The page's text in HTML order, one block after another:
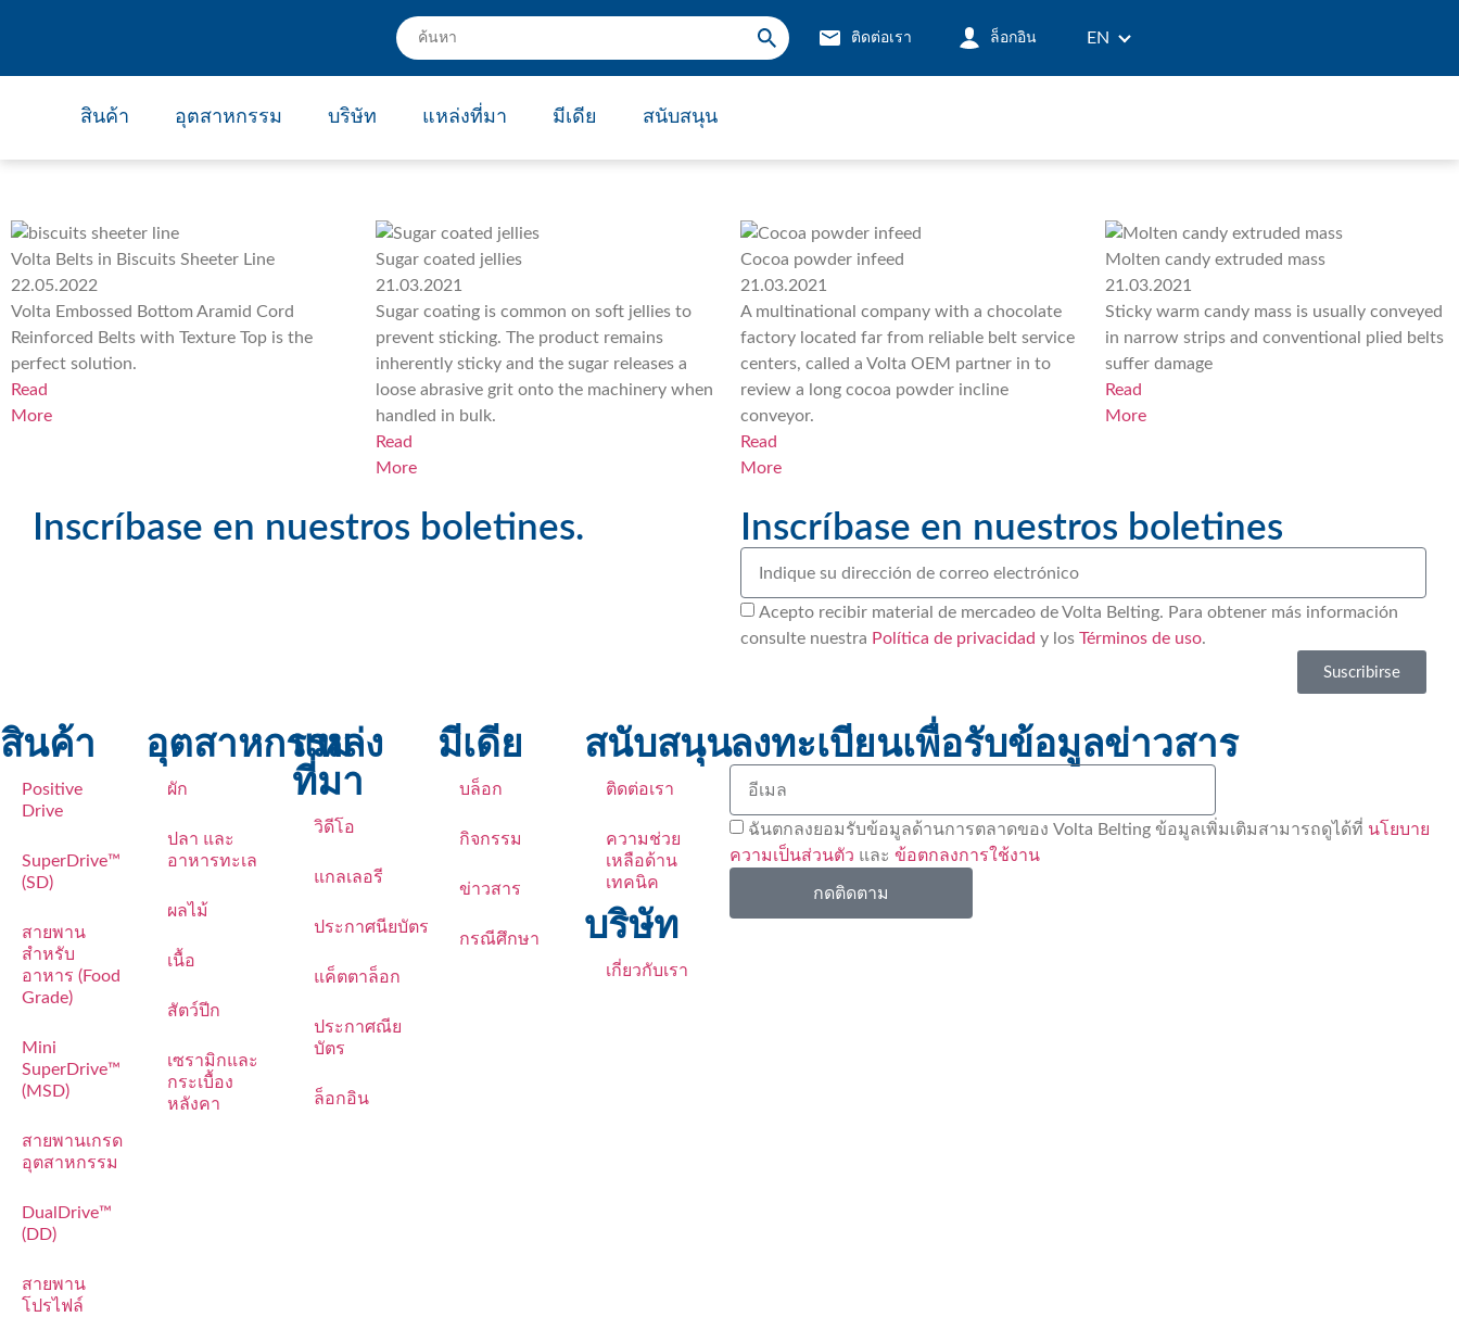
ติดต่อเรา ล็อกอิน EN
สินค้า อุตสาหกรรม บริษัท แหล่งที่มา มีเดีย สนับสนุน
Confectionery News
Volta Belts in Biscuits Sheeter Line
22.05.2022
Volta Embossed Bottom Aramid Cord
Reinforced Belts with Texture Top is the
perfect solution.
Read
More
Sugar coated jellies
21.03.2021
Sugar coating is common on soft jellies to
prevent sticking. The product remains
inherently sticky and the sugar releases a
loose abrasive grit onto the machinery when
handled in bulk.
Read
More
Cocoa powder infeed
21.03.2021
A multinational company with a chocolate
factory located far from reliable belt service
centers, called a Volta OEM partner in to
review a long cocoa powder incline
conveyor.
Read
More
Molten candy extruded mass
21.03.2021
Sticky warm candy mass is usually conveyed
in narrow strips and conventional plied belts
suffer damage
Read
More
Inscríbase en nuestros boletines. Inscríbase en nuestros boletines
Acepto recibir material de mercadeo de Volta Belting. Para obtener más información
consulte nuestra Política de privacidad y los Términos de uso.
Suscribirse
สินค้า
Positive
Drive
SuperDrive™
(SD)
สายพาน
สำหรับ
อาหาร (Food
Grade)
Mini
SuperDrive™
(MSD)
สายพานเกรด
อุตสาหกรรม
DualDrive™
(DD)
สายพาน
โปรไฟล์
อุตสาหกรรม
ผัก
ปลา และ
อาหารทะเล
ผลไม้
เนื้อ
สัตว์ปีก
เซรามิกและ
กระเบื้อง
หลังคา
แหล่ง
ที่มา
วิดีโอ
แกลเลอรี
ประกาศนียบัตร
แค็ตตาล็อก
ประกาศณีย
บัตร
ล็อกอิน
มีเดีย
บล็อก
กิจกรรม
ข่าวสาร
กรณีศึกษา
สนับสนุน
ติดต่อเรา
ความช่วย
เหลือด้าน
เทคนิค
บริษัท
เกี่ยวกับเรา
ลงทะเบียนเพื่อรับข้อมูลข่าวสาร
ฉันตกลงยอมรับข้อมูลด้านการตลาดของ Volta Belting ข้อมูลเพิ่มเติมสามารถดูได้ที่ นโยบาย
ความเป็นส่วนตัว และ ข้อตกลงการใช้งาน
กดติดตาม